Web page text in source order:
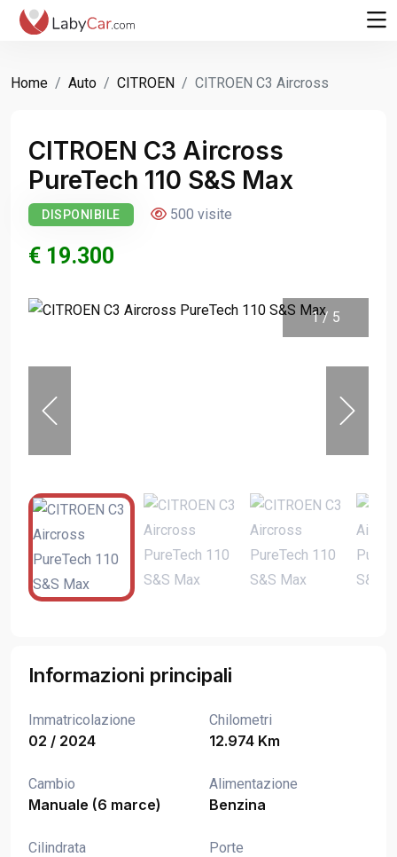
Home Auto CITROEN CITROEN C3 Aircross
CITROEN C3 Aircross
PureTech 110 S&S Max
DISPONIBILE 500 visite
€ 19.300
1 / 5
Informazioni principali
Immatricolazione
02 / 2024
Chilometri
12.974 Km
Cambio
Manuale (6 marce)
Alimentazione
Benzina
Cilindrata Porte